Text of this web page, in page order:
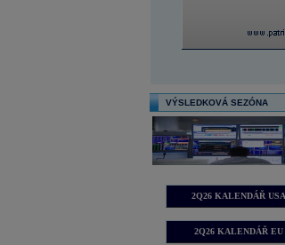
VÝSLEDKOVÁ SEZÓNA
2Q26 KALENDÁŘ USA
2Q26 KALENDÁŘ EU